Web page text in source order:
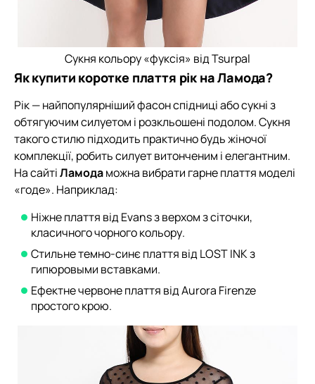
Сукня кольору «фуксія» від Tsurpal
Як купити коротке плаття рік на Ламода?
Рік — найпопулярніший фасон спідниці або сукні з
обтягуючим силуетом і розкльошені подолом. Сукня
такого стилю підходить практично будь жіночої
комплекції, робить силует витонченим і елегантним.
На сайтіЛамодаможна вибрати гарне плаття моделі
«годе». Наприклад:
Ніжне плаття від Evans з верхом з сіточки,
класичного чорного кольору.
Стильне темно-синє плаття від LOST INK з
гипюровыми вставками.
Ефектне червоне плаття від Aurora Firenze
простого крою.